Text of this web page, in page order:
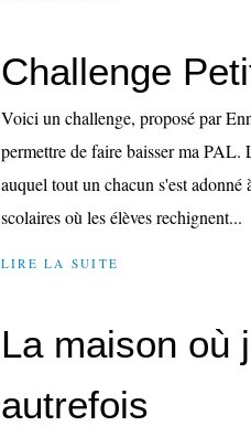
Challenge
Voici un challenge, proposé par
permettre de faire baisser ma
auquel tout un chacun s'est adonné
scolaires où les élèves rechignent...
LIRE LA SUITE
La maison où
autrefois